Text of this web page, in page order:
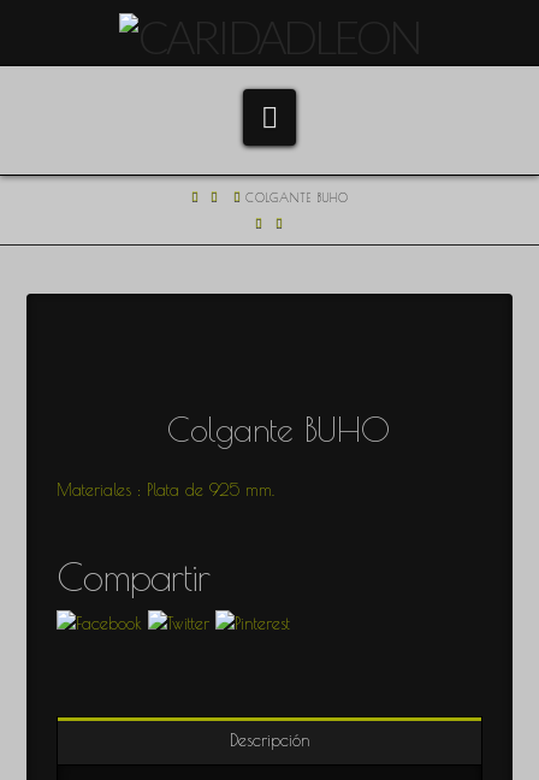
HOME COLGANTE BUHO
Colgante BUHO
Materiales : Plata de 925 mm.
Compartir
Descripción